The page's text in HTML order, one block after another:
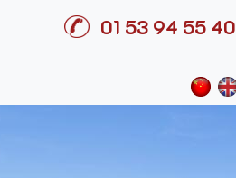
01 53 94 55 40